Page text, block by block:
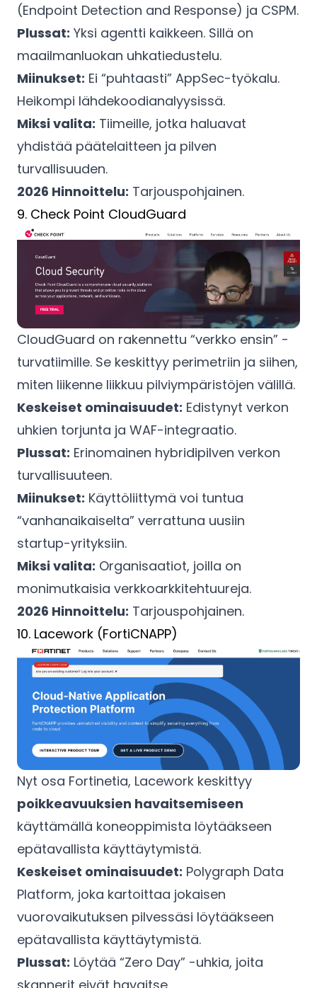
(Endpoint Detection and Response) ja CSPM.
Plussat: Yksi agentti kaikkeen. Sillä on
maailmanluokan uhkatiedustelu.
Miinukset: Ei “puhtaasti” AppSec-työkalu.
Heikompi lähdekoodianalyysissä.
Miksi valita: Tiimeille, jotka haluavat
yhdistää päätelaitteen ja pilven
turvallisuuden.
2026 Hinnoittelu: Tarjouspohjainen.
9. Check Point CloudGuard
CloudGuard on rakennettu “verkko ensin” -
turvatiimille. Se keskittyy perimetriin ja siihen,
miten liikenne liikkuu pilviympäristöjen välillä.
Keskeiset ominaisuudet: Edistynyt verkon
uhkien torjunta ja WAF-integraatio.
Plussat: Erinomainen hybridipilven verkon
turvallisuuteen.
Miinukset: Käyttöliittymä voi tuntua
“vanhanaikaiselta” verrattuna uusiin
startup-yrityksiin.
Miksi valita: Organisaatiot, joilla on
monimutkaisia verkkoarkkitehtuureja.
2026 Hinnoittelu: Tarjouspohjainen.
10. Lacework (FortiCNAPP)
Nyt osa Fortinetia, Lacework keskittyy
poikkeavuuksien havaitsemiseen
käyttämällä koneoppimista löytääkseen
epätavallista käyttäytymistä.
Keskeiset ominaisuudet: Polygraph Data
Platform, joka kartoittaa jokaisen
vuorovaikutuksen pilvessäsi löytääkseen
epätavallista käyttäytymistä.
Plussat: Löytää “Zero Day” -uhkia, joita